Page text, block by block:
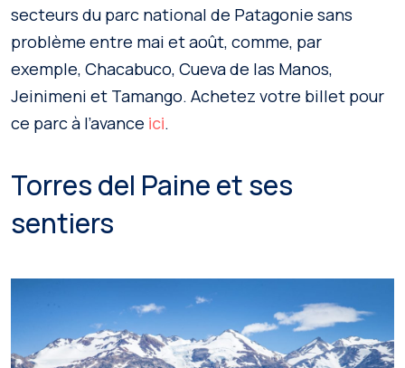
secteurs du parc national de Patagonie sans
problème entre mai et août, comme, par
exemple, Chacabuco, Cueva de las Manos,
Jeinimeni et Tamango. Achetez votre billet pour
ce parc à l’avance ici.
Torres del Paine et ses
sentiers